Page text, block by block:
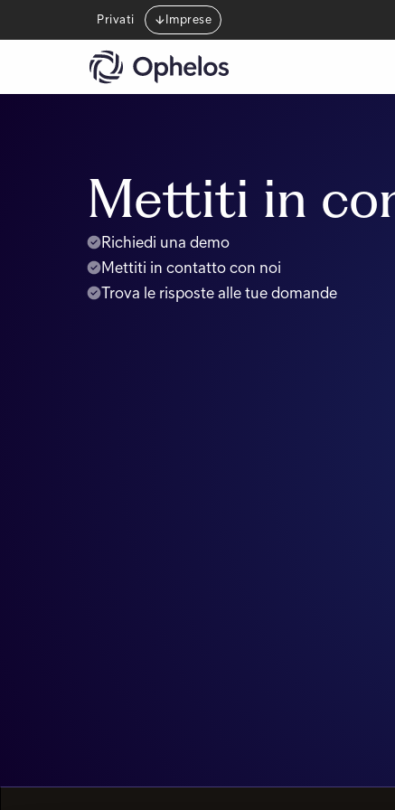
Privati Imprese
Mettiti in
Richiedi una demo
Mettiti in contatto con noi
Trova le risposte alle tue domande